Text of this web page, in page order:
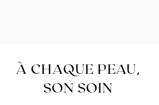
À CHAQUE PEAU,
SON SOIN